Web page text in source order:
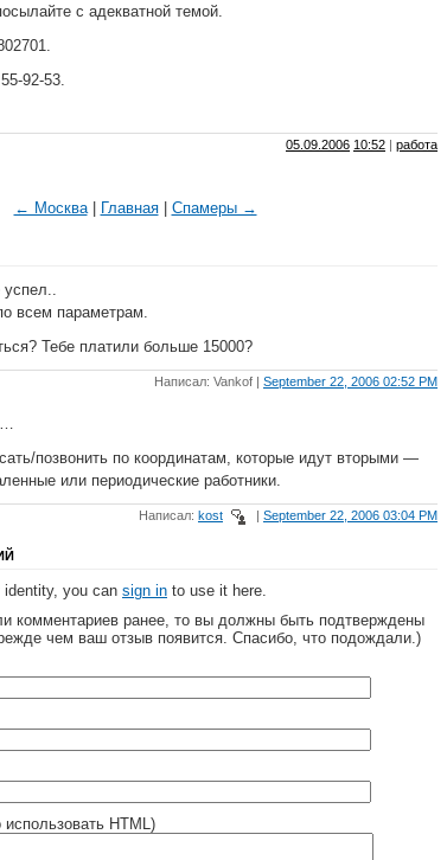
с адекватной темой.
92-53.
05.09.2006 10:52 | работа
← Москва| Главная| Спамеры →
успел..
всем параметрам.
Тебе платили больше 15000?
Написал: Vankof | September 22, 2006 02:52 PM
позвонить по координатам, которые идут вторыми —
или периодические работники.
Написал: kost September 22, 2006 03:04 PM
identity, you can sign in to use it here.
комментариев ранее, то вы должны быть подтверждены
чем ваш отзыв появится. Спасибо, что подождали.)
HTML)